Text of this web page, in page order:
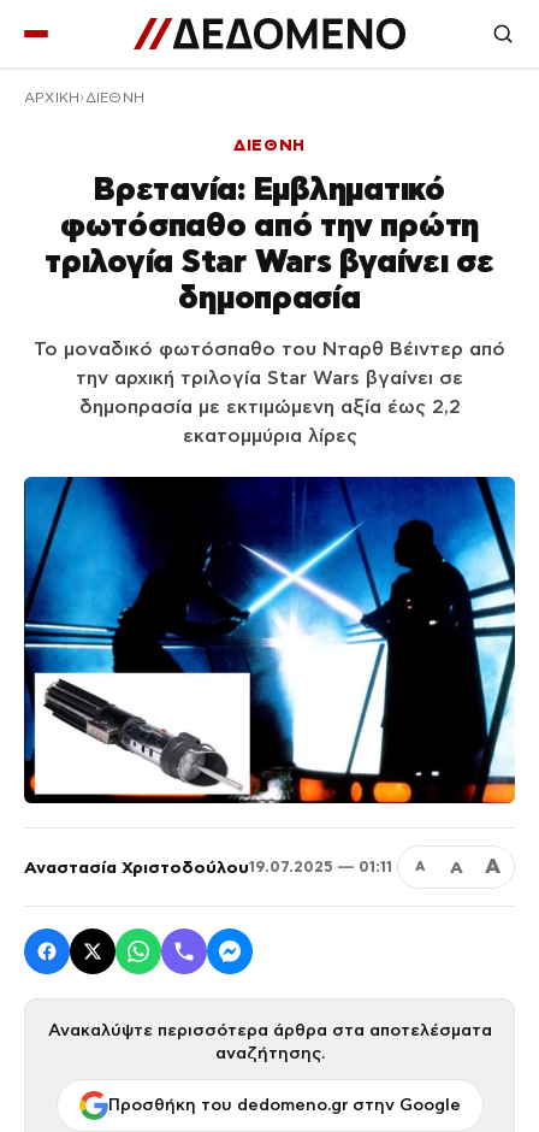
ΑΡΧΙΚΉ ΔΙΕΘΝΗ
ΔΙΕΘΝΗ
Βρετανία: Εμβληματικό
φωτόσπαθο από την πρώτη
τριλογία Star Wars βγαίνει σε
δημοπρασία
Το μοναδικό φωτόσπαθο του Νταρθ Βέιντερ από
την αρχική τριλογία Star Wars βγαίνει σε
δημοπρασία με εκτιμώμενη αξία έως 2,2
εκατομμύρια λίρες
Αναστασία Χριστοδούλου19.07.2025 — 01:11 Α Α Α
Ανακαλύψτε περισσότερα άρθρα στα αποτελέσματα
αναζήτησης.
Προσθήκη του dedomeno.gr στην Google